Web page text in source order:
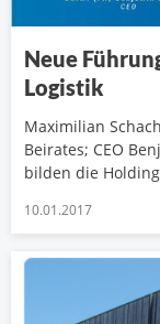
Neue
Logistik
Maximilian
Beirates; CEO
bilden die
10.01.2017